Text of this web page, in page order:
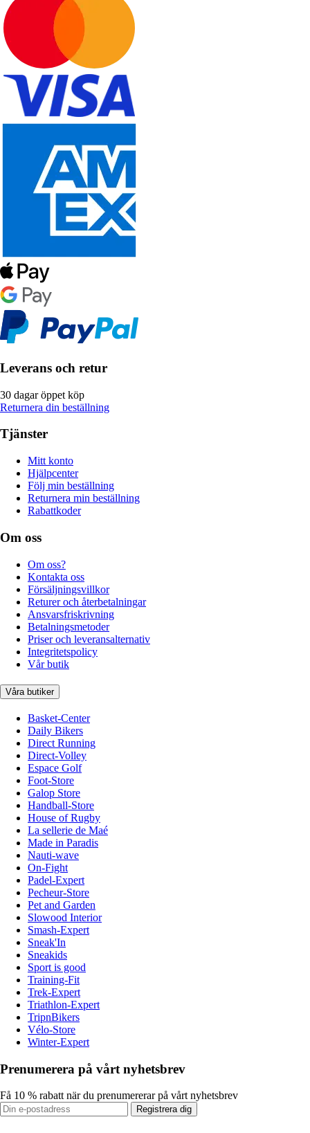
Leverans och retur
30 dagar öppet köp
Returnera din beställning
Tjänster
Mitt konto
Hjälpcenter
Följ min beställning
Returnera min beställning
Rabattkoder
Om oss
Om oss?
Kontakta oss
Försäljningsvillkor
Returer och återbetalningar
Ansvarsfriskrivning
Betalningsmetoder
Priser och leveransalternativ
Integritetspolicy
Vår butik
Våra butiker
Basket-Center
Daily Bikers
Direct Running
Direct-Volley
Espace Golf
Foot-Store
Galop Store
Handball-Store
House of Rugby
La sellerie de Maé
Made in Paradis
Nauti-wave
On-Fight
Padel-Expert
Pecheur-Store
Pet and Garden
Slowood Interior
Smash-Expert
Sneak'In
Sneakids
Sport is good
Training-Fit
Trek-Expert
Triathlon-Expert
TripnBikers
Vélo-Store
Winter-Expert
Prenumerera på vårt nyhetsbrev
Få 10 % rabatt när du prenumererar på vårt nyhetsbrev
Registrera dig